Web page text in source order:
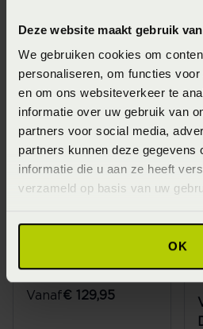
Deze website maakt gebruik
We gebruiken cookies om
personaliseren, om functies
en om ons websiteverkeer te
informatie over uw gebruik van
partners voor social media,
partners kunnen deze gegevens
informatie die u aan ze heeft
verzameld op basis van uw
OK
ESSENZA Phaedra
Dekbedovertrek
Vanaf€ 169,95
Vanaf€ 129,95